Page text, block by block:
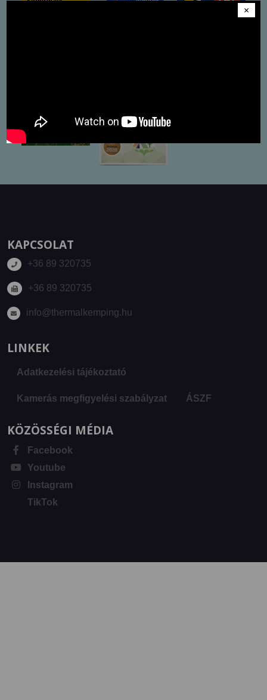
KAPCSOLAT
+36 89 320735
+36 89 320735
info@thermalkemping.hu
LINKEK
Adatkezelési tájékoztató
Kamerás megfigyelési szabályzat ÁSZF
KÖZÖSSÉGI MÉDIA
Facebook
Youtube
Instagram
TikTok
×